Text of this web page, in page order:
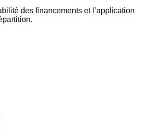
des financements et l’application